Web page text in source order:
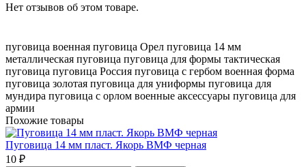
Нет отзывов об этом товаре.
пуговица военная пуговица Орел пуговица 14 мм
металлическая пуговица пуговица для формы тактическая
пуговица пуговица Россия пуговица с гербом военная форма
пуговица золотая пуговица для униформы пуговица для
мундира пуговица с орлом военные аксессуары пуговица для
армии
Похожие товары
Пуговица 14 мм пласт. Якорь ВМФ черная
10 ₽